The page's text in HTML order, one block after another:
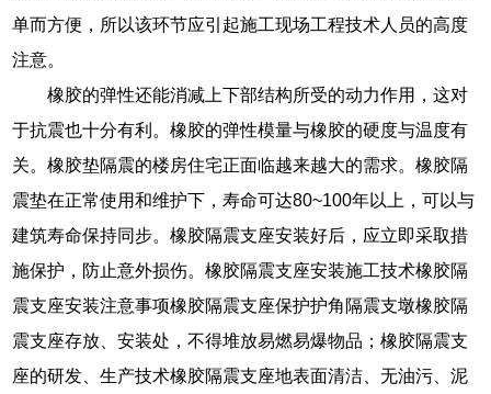
单而方便，所以该环节应引起施工现场工程技术人员的高度
注意。
橡胶的弹性还能消减上下部结构所受的动力作用，这对
于抗震也十分有利。橡胶的弹性模量与橡胶的硬度与温度有
关。橡胶垫隔震的楼房住宅正面临越来越大的需求。橡胶隔
震垫在正常使用和维护下，寿命可达80~100年以上，可以与
建筑寿命保持同步。橡胶隔震支座安装好后，应立即采取措
施保护，防止意外损伤。橡胶隔震支座安装施工技术橡胶隔
震支座安装注意事项橡胶隔震支座保护护角隔震支墩橡胶隔
震支座存放、安装处，不得堆放易燃易爆物品；橡胶隔震支
座的研发、生产技术橡胶隔震支座地表面清洁、无油污、泥